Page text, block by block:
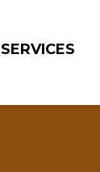
SERVICES